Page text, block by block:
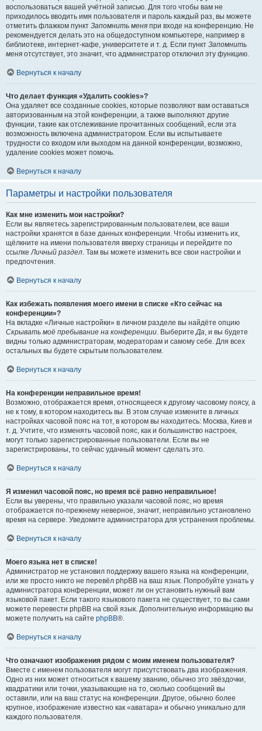
воспользоваться вашей учётной записью. Для того чтобы вам не
приходилось вводить имя пользователя и пароль каждый раз, вы можете
отметить флажком пункт Запомнить меня при входе на конференцию. Не
рекомендуется делать это на общедоступном компьютере, например в
библиотеке, интернет-кафе, университете и т. д. Если пункт Запомнить
меня отсутствует, это значит, что администратор отключил эту функцию.
Вернуться к началу
Что делает функция «Удалить cookies»?
Она удаляет все созданные cookies, которые позволяют вам оставаться
авторизованным на этой конференции, а также выполняют другие
функции, такие как отслеживание прочитанных сообщений, если эта
возможность включена администратором. Если вы испытываете
трудности со входом или выходом на данной конференции, возможно,
удаление cookies может помочь.
Вернуться к началу
Параметры и настройки пользователя
Как мне изменить мои настройки?
Если вы являетесь зарегистрированным пользователем, все ваши
настройки хранятся в базе данных конференции. Чтобы изменить их,
щёлкните на имени пользователя вверху страницы и перейдите по
ссылкеЛичный раздел. Там вы можете изменить все свои настройки и
предпочтения.
Вернуться к началу
Как избежать появления моего имени в списке «Кто сейчас на
конференции»?
На вкладке «Личные настройки» в личном разделе вы найдёте опцию
Скрывать моё пребывание на конференции. ВыберитеДа, и вы будете
видны только администраторам, модераторам и самому себе. Для всех
остальных вы будете скрытым пользователем.
Вернуться к началу
На конференции неправильное время!
Возможно, отображается время, относящееся к другому часовому поясу, а
не к тому, в котором находитесь вы. В этом случае измените в личных
настройках часовой пояс на тот, в котором вы находитесь: Москва, Киев и
т. д. Учтите, что изменять часовой пояс, как и большинство настроек,
могут только зарегистрированные пользователи. Если вы не
зарегистрированы, то сейчас удачный момент сделать это.
Вернуться к началу
Я изменил часовой пояс, но время всё равно неправильное!
Если вы уверены, что правильно указали часовой пояс, но время
отображается по-прежнему неверное, значит, неправильно установлено
время на сервере. Уведомите администратора для устранения проблемы.
Вернуться к началу
Моего языка нет в списке!
Администратор не установил поддержку вашего языка на конференции,
или же просто никто не перевёл phpBB на ваш язык. Попробуйте узнать у
администратора конференции, может ли он установить нужный вам
языковой пакет. Если такого языкового пакета не существует, то вы сами
можете перевести phpBB на свой язык. Дополнительную информацию вы
можете получить на сайте phpBB®.
Вернуться к началу
Что означают изображения рядом с моим именем пользователя?
Вместе с именем пользователя могут присутствовать два изображения.
Одно из них может относиться к вашему званию, обычно это звёздочки,
квадратики или точки, указывающие на то, сколько сообщений вы
оставили, или на ваш статус на конференции. Другое, обычно более
крупное, изображение известно как «аватара» и обычно уникально для
каждого пользователя.